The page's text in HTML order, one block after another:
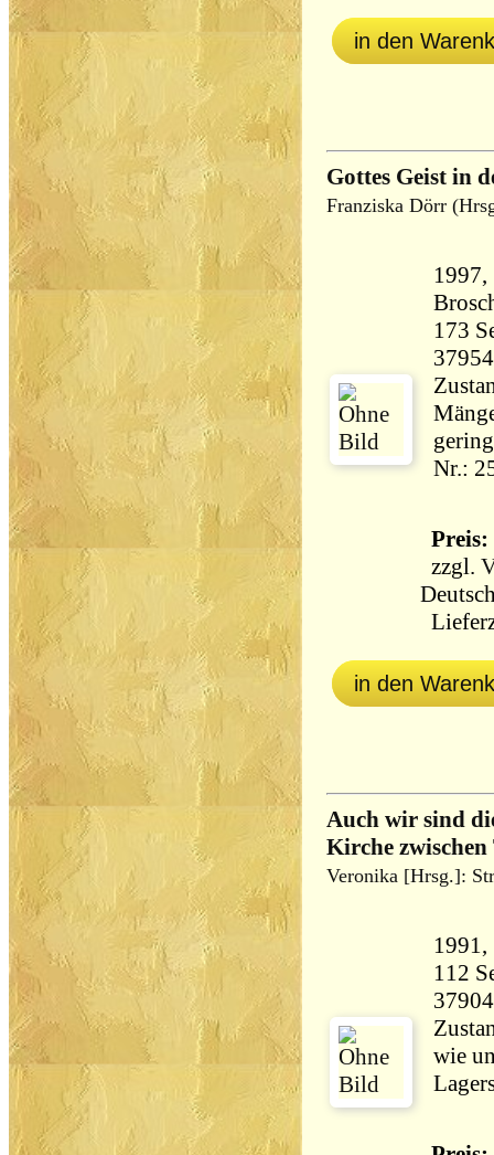
in den
Gottes Geist in
Franziska Dörr
173 Seiten
Nr.:
Preis:
zzgl.
in den
Auch wir sind
Kirche
Veronika [Hrsg.]:
112 Seiten
wie